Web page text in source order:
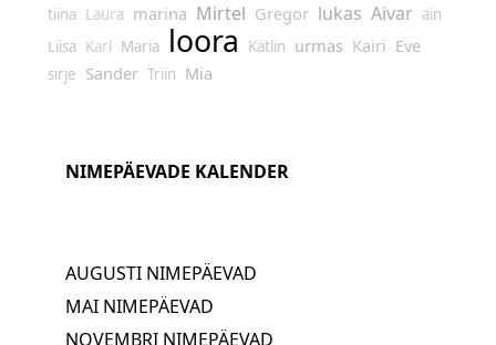
tiina Laura marina Mirtel Gregor lukas Aivar ain
Liisa Karl Maria loora Kätlin urmas Kairi Eve
sirje Sander Triin Mia
NIMEPÄEVADE KALENDER
AUGUSTI NIMEPÄEVAD
MAI NIMEPÄEVAD
NOVEMBRI NIMEPÄEVAD